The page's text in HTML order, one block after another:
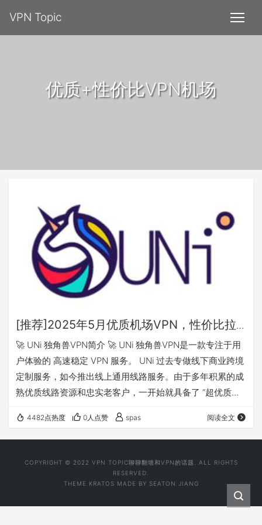
VPN Topic
优质+性价比VPN机场
[推荐]2025年5月优质机场VPN，性价比拉
满——UNi独角兽 科学上网
🚀 UNi 独角兽VPN简介 🚀 UNi 独角兽VPN是一款专注于用
户体验的 高速稳定 VPN 服务。 UNi 过去专做线下商业跨境
定制服务，如今推出线上通用线路服务。由于多年积累的成
熟优质线路资源和忠实老客户，一开始就具备了 “超优质线
需求。当然，高要求的 IP定制 也是 UNi 的强项！💡 此外，
UNi 仍在不断升级优化，特别家宽节点，解决普通节点难以
大降低了用户的整体使用成本，真是 超级良心！…
4482点热度 0人点赞 spas 阅读全文
COPYRIGHT © 2022 VPN TOPIC聊聊翻墙和VPN的话题. ALL RIGHTS
RESERVED.
THEME KRATOS MADE BY SEATON JIANG